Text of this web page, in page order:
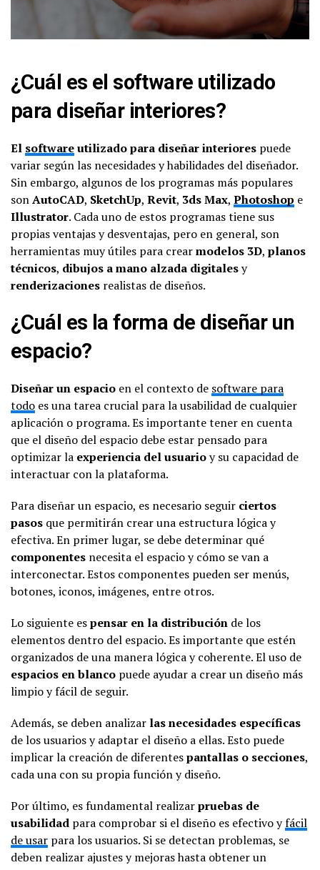
¿Cuál es el software utilizado
para diseñar interiores?
El softwareutilizado para diseñar interiores puede
variar según las necesidades y habilidades del diseñador.
Sin embargo, algunos de los programas más populares
sonAutoCAD, SketchUp, Revit, 3ds Max, Photoshop e
Illustrator. Cada uno de estos programas tiene sus
propias ventajas y desventajas, pero en general, son
herramientas muy útiles para crearmodelos 3D, planos
técnicos, dibujos a mano alzada digitalesy
renderizaciones realistas de diseños.
¿Cuál es la forma de diseñar un
espacio?
Diseñar un espacio en el contexto de software para
todo es una tarea crucial para la usabilidad de cualquier
aplicación o programa. Es importante tener en cuenta
que el diseño del espacio debe estar pensado para
optimizar la experiencia del usuarioy su capacidad de
interactuar con la plataforma.
Para diseñar un espacio, es necesario seguir ciertos
pasos que permitirán crear una estructura lógica y
efectiva. En primer lugar, se debe determinar qué
componentes necesita el espacio y cómo se van a
interconectar. Estos componentes pueden ser menús,
botones, iconos, imágenes, entre otros.
Lo siguiente espensar en la distribución de los
elementos dentro del espacio. Es importante que estén
organizados de una manera lógica y coherente. El uso de
espacios en blanco puede ayudar a crear un diseño más
limpio y fácil de seguir.
Además, se deben analizar las necesidades específicas
de los usuarios y adaptar el diseño a ellas. Esto puede
implicar la creación de diferentespantallas o secciones,
cada una con su propia función y diseño.
Por último, es fundamental realizarpruebas de
usabilidad para comprobar si el diseño es efectivo yfácil
de usar para los usuarios. Si se detectan problemas, se
deben realizar ajustes y mejoras hasta obtener un